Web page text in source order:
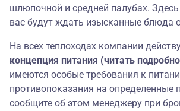
шлюпочной и средней палубах.
вас будут ждать изысканные блюда
На всех теплоходах компании
концепция питания (читать
имеются особые требования к
противопоказания на определенные
сообщите об этом менеджеру при